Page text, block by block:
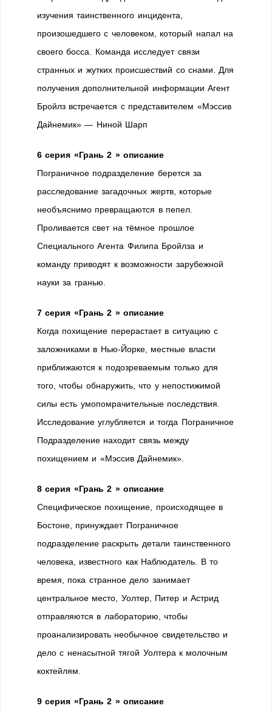
изучения таинственного инцидента,
произошедшего с человеком, который напал на
своего босса. Команда исследует связи
странных и жутких происшествий со снами. Для
получения дополнительной информации Агент
Бройлз встречается с представителем «Мэссив
Дайнемик» — Ниной Шарп
6 серия «Грань 2 » описание
Пограничное подразделение берется за
расследование загадочных жертв, которые
необъяснимо превращаются в пепел.
Проливается свет на тёмное прошлое
Специального Агента Филипа Бройлза и
команду приводят к возможности зарубежной
науки за гранью.
7 серия «Грань 2 » описание
Когда похищение перерастает в ситуацию с
заложниками в Нью-Йорке, местные власти
приближаются к подозреваемым только для
того, чтобы обнаружить, что у непостижимой
силы есть умопомрачительные последствия.
Исследование углубляется и тогда Пограничное
Подразделение находит связь между
похищением и «Мэссив Дайнемик».
8 серия «Грань 2 » описание
Специфическое похищение, происходящее в
Бостоне, принуждает Пограничное
подразделение раскрыть детали таинственного
человека, известного как Наблюдатель. В то
время, пока странное дело занимает
центральное место, Уолтер, Питер и Астрид
отправляются в лабораторию, чтобы
проанализировать необычное свидетельство и
дело с ненасытной тягой Уолтера к молочным
коктейлям.
9 серия «Грань 2 » описание